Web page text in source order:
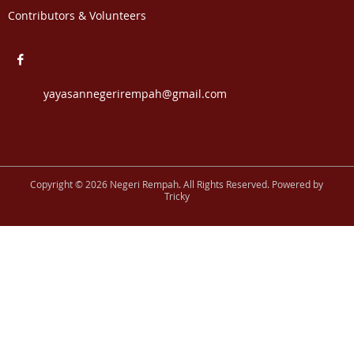
Contributors & Volunteers
yayasannegerirempah@gmail.com
Copyright © 2026 Negeri Rempah. All Rights Reserved. Powered by
Tricky